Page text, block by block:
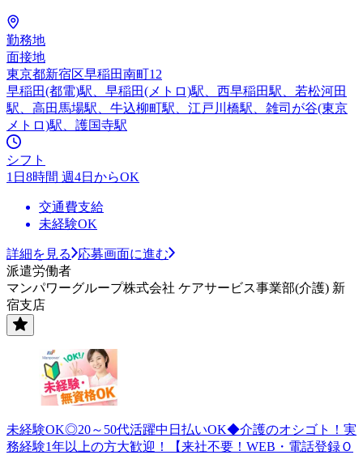
勤務地
面接地
東京都新宿区早稲田南町12
早稲田(都電)駅、早稲田(メトロ)駅、西早稲田駅、若松河田
駅、高田馬場駅、牛込柳町駅、江戸川橋駅、雑司が谷(東京
メトロ)駅、護国寺駅
シフト
1日8時間 週4日からOK
交通費支給
未経験OK
詳細を見る
応募画面に進む
派遣労働者
マンパワーグループ株式会社 ケアサービス事業部(介護) 新
宿支店
未経験OK◎20～50代活躍中日払いOK◆介護のオシゴト！実
務経験1年以上の方大歓迎！【来社不要！WEB・電話登録Ｏ